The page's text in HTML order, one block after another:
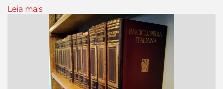
Leia mais